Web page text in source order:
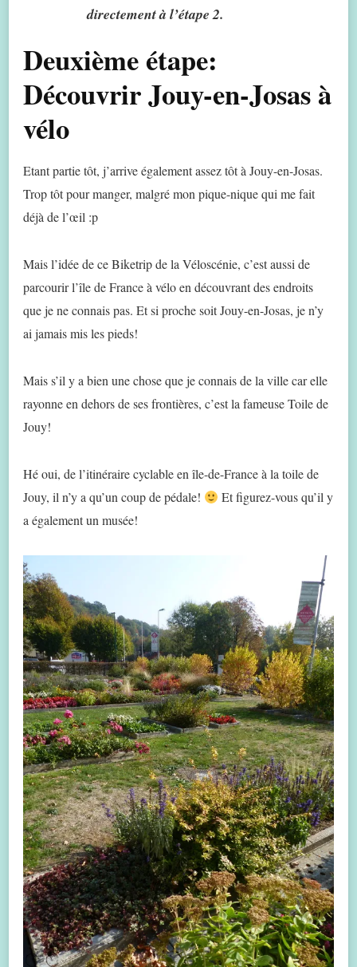
directement à l’étape 2.
Deuxième étape:
Découvrir Jouy-en-Josas à
vélo
Etant partie tôt, j’arrive également assez tôt à Jouy-en-Josas.
Trop tôt pour manger, malgré mon pique-nique qui me fait
déjà de l’œil :p
Mais l’idée de ce Biketrip de la Véloscénie, c’est aussi de
parcourir l’île de France à vélo en découvrant des endroits
que je ne connais pas. Et si proche soit Jouy-en-Josas, je n’y
ai jamais mis les pieds!
Mais s’il y a bien une chose que je connais de la ville car elle
rayonne en dehors de ses frontières, c’est la fameuse Toile de
Jouy!
Hé oui, de l’itinéraire cyclable en île-de-France à la toile de
Jouy, il n’y a qu’un coup de pédale!
Et figurez-vous qu’il y
a également un musée!